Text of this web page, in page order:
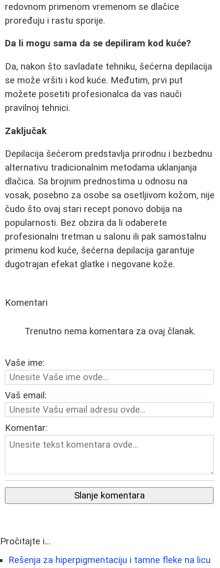
redovnom primenom vremenom se dlačice
proređuju i rastu sporije.
Da li mogu sama da se depiliram kod kuće?
Da, nakon što savladate tehniku, šećerna depilacija
se može vršiti i kod kuće. Međutim, prvi put
možete posetiti profesionalca da vas nauči
pravilnoj tehnici.
Zaključak
Depilacija šećerom predstavlja prirodnu i bezbednu
alternativu tradicionalnim metodama uklanjanja
dlačica. Sa brojnim prednostima u odnosu na
vosak, posebno za osobe sa osetljivom kožom, nije
čudo što ovaj stari recept ponovo dobija na
popularnosti. Bez obzira da li odaberete
profesionalni tretman u salonu ili pak samostalnu
primenu kod kuće, šećerna depilacija garantuje
dugotrajan efekat glatke i negovane kože.
Komentari
Trenutno nema komentara za ovaj članak.
Vaše ime:
Vaš email:
Komentar:
Slanje komentara
Pročitajte i...
Rešenja za hiperpigmentaciju i tamne fleke na licu